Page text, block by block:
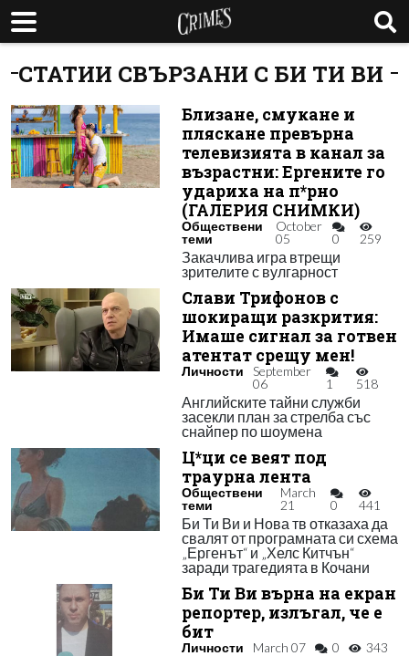
СТАТИИ СВЪРЗАНИ С БИ ТИ ВИ
Близане, смукане и
пляскане превърна
телевизията в канал за
възрастни: Ергените го
удариха на п*рно
(ГАЛЕРИЯ СНИМКИ)
Обществени
теми
October
05
0 259
Закачлива игра втрещи
зрителите с вулгарност
Слави Трифонов с
шокиращи разкрития:
Имаше сигнал за готвен
атентат срещу мен!
Личности
September
06
1 518
Английските тайни служби
засекли план за стрелба със
снайпер по шоумена
Ц*ци се веят под
траурна лента
Обществени
теми
March
21
0 441
Би Ти Ви и Нова тв отказаха да
свалят от програмната си схема
„Ергенът“ и „Хелс Китчън“
заради трагедията в Кочани
Би Ти Ви върна на екран
репортер, излъгал, че е
бит
Личности March 07 0 343